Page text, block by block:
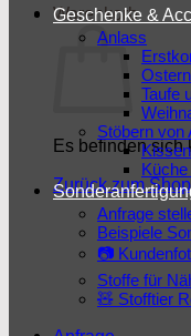
Warenkorb
Es befinden sich
Zurück zum Shop
Geschenke &
Anlass
Ostern
Taufe
Stöbern von
Kissen
Küche
Anfrage
Beispiele
📷
Stoffe für
🧸 Stofftier